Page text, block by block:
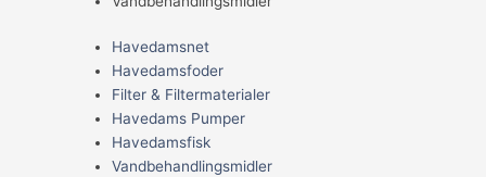
Havedamsnet
Havedamsfoder
Filter & Filtermaterialer
Havedams Pumper
Havedamsfisk
Vandbehandlingsmidler